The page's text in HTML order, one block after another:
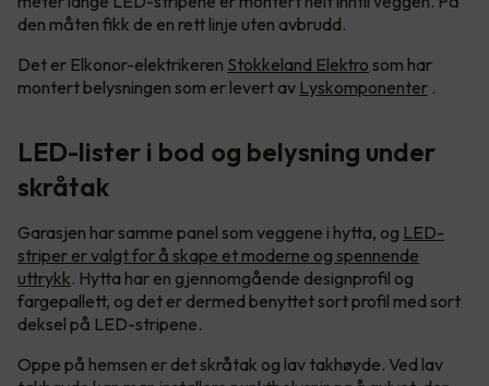
den måten fikk de en rett linje uten avbrudd.
Det er Elkonor-elektrikeren Stokkeland Elektro som har
montert belysningen som er levert av Lyskomponenter .
LED-lister i bod og belysning under
skråtak
Garasjen har samme panel som veggene i hytta, og LED-
striper er valgt for å skape et moderne og spennende
uttrykk. Hytta har en gjennomgående designprofil og
fargepallett, og det er dermed benyttet sort profil med sort
deksel på LED-stripene.
Oppe på hemsen er det skråtak og lav takhøyde. Ved lav